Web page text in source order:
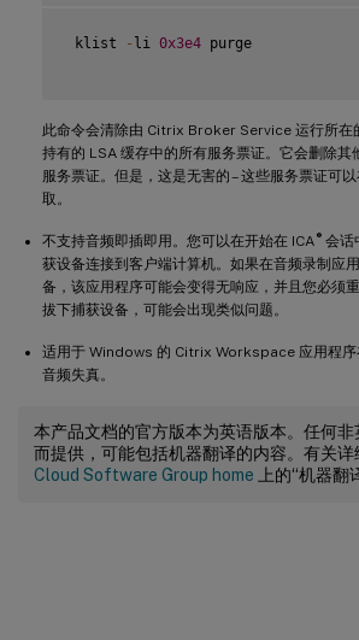
klist - li 0x3e4 purge
此命令会清除由 Citrix Broker Service 运行所
持有的 LSA 缓存中的所有服务票证。它会删除其
服务票证。但是，这是无害的 – 这些服务票证可
取。
不支持音频即插即用。您可以在开始在 ICA ®会话
获设备连接到客户端计算机。如果在音频录制应
备，该应用程序可能会变得无响应，并且您必须
拔下捕获设备，可能会出现类似问题。
适用于 Windows 的 Citrix Workspace 应用程序
音频失真。
本产品文档的官方版本为英语版本。任何
而提供，可能包括机器翻译的内容。有关详
Cloud Software Group home 上的“机器翻